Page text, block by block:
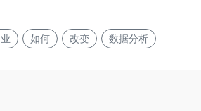
如何 改变 数据分析